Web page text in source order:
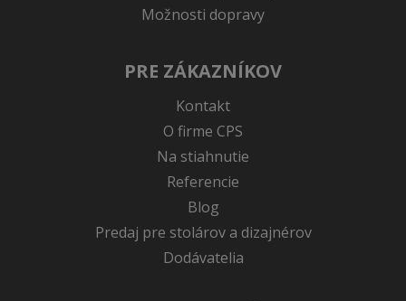
Možnosti dopravy
PRE ZÁKAZNÍKOV
Kontakt
O firme CPS
Na stiahnutie
Referencie
Blog
Predaj pre stolárov a dizajnérov
Dodávatelia